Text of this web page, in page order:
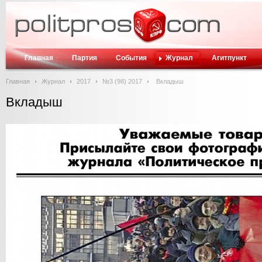
Главная Партия События Журнал Агитпункт
Главная Журнал 2017 №3 (98) 2017 Вкладыш
Вкладыш